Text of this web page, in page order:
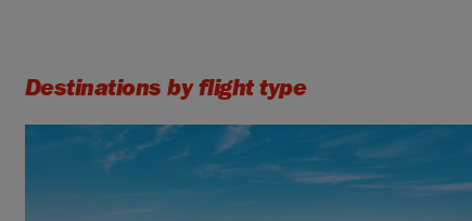
Destinations by flight type